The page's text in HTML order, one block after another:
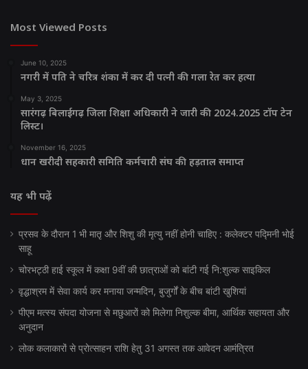
Most Viewed Posts
June 10, 2025
नगरी में पति ने चरित्र शंका में कर दी पत्नी की गला रेत कर हत्या
May 3, 2025
सारंगढ़ बिलाईगढ़ जिला शिक्षा अधिकारी ने जारी की 2024.2025 टॉप टेन
लिस्ट।
November 16, 2025
धान खरीदी सहकारी समिति कर्मचारी संघ की हड़ताल समाप्त
यह भी पढ़ें
प्रसव के दौरान 1 भी मातृ और शिशु की मृत्यु नहीं होनी चाहिए : कलेक्टर पद्मिनी भोई
साहू
चोरभट्ठी हाई स्कूल में कक्षा 9वीं की छात्राओं को बांटी गई नि:शुल्क साइकिल
वृद्धाश्रम में सेवा कार्य कर मनाया जन्मदिन, बुजुर्गों के बीच बांटी खुशियां
पीएम मत्स्य संपदा योजना से मछुआरों को मिलेगा निशुल्क बीमा, आर्थिक सहायता और
अनुदान
लोक कलाकारों से प्रोत्साहन राशि हेतु 31 अगस्त तक आवेदन आमंत्रित